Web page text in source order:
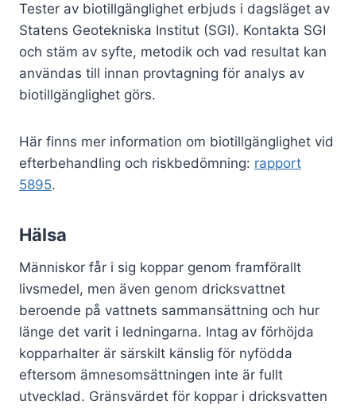
Tester av biotillgänglighet erbjuds i dagsläget av
Statens Geotekniska Institut (SGI). Kontakta SGI
och stäm av syfte, metodik och vad resultat kan
användas till innan provtagning för analys av
biotillgänglighet görs.
Här finns mer information om biotillgänglighet vid
efterbehandling och riskbedömning: rapport
5895.
Hälsa
Människor får i sig koppar genom framförallt
livsmedel, men även genom dricksvattnet
beroende på vattnets sammansättning och hur
länge det varit i ledningarna. Intag av förhöjda
kopparhalter är särskilt känslig för nyfödda
eftersom ämnesomsättningen inte är fullt
utvecklad. Gränsvärdet för koppar i dricksvatten